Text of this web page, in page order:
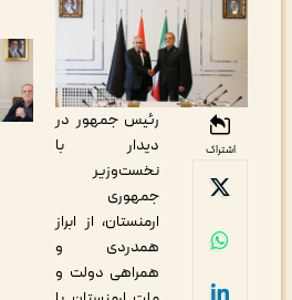
رئیس جمهور در
دیدار با
نخست‌وزیر
جمهوری
ارمنستان، از ابراز
همدردی و
همراهی دولت و